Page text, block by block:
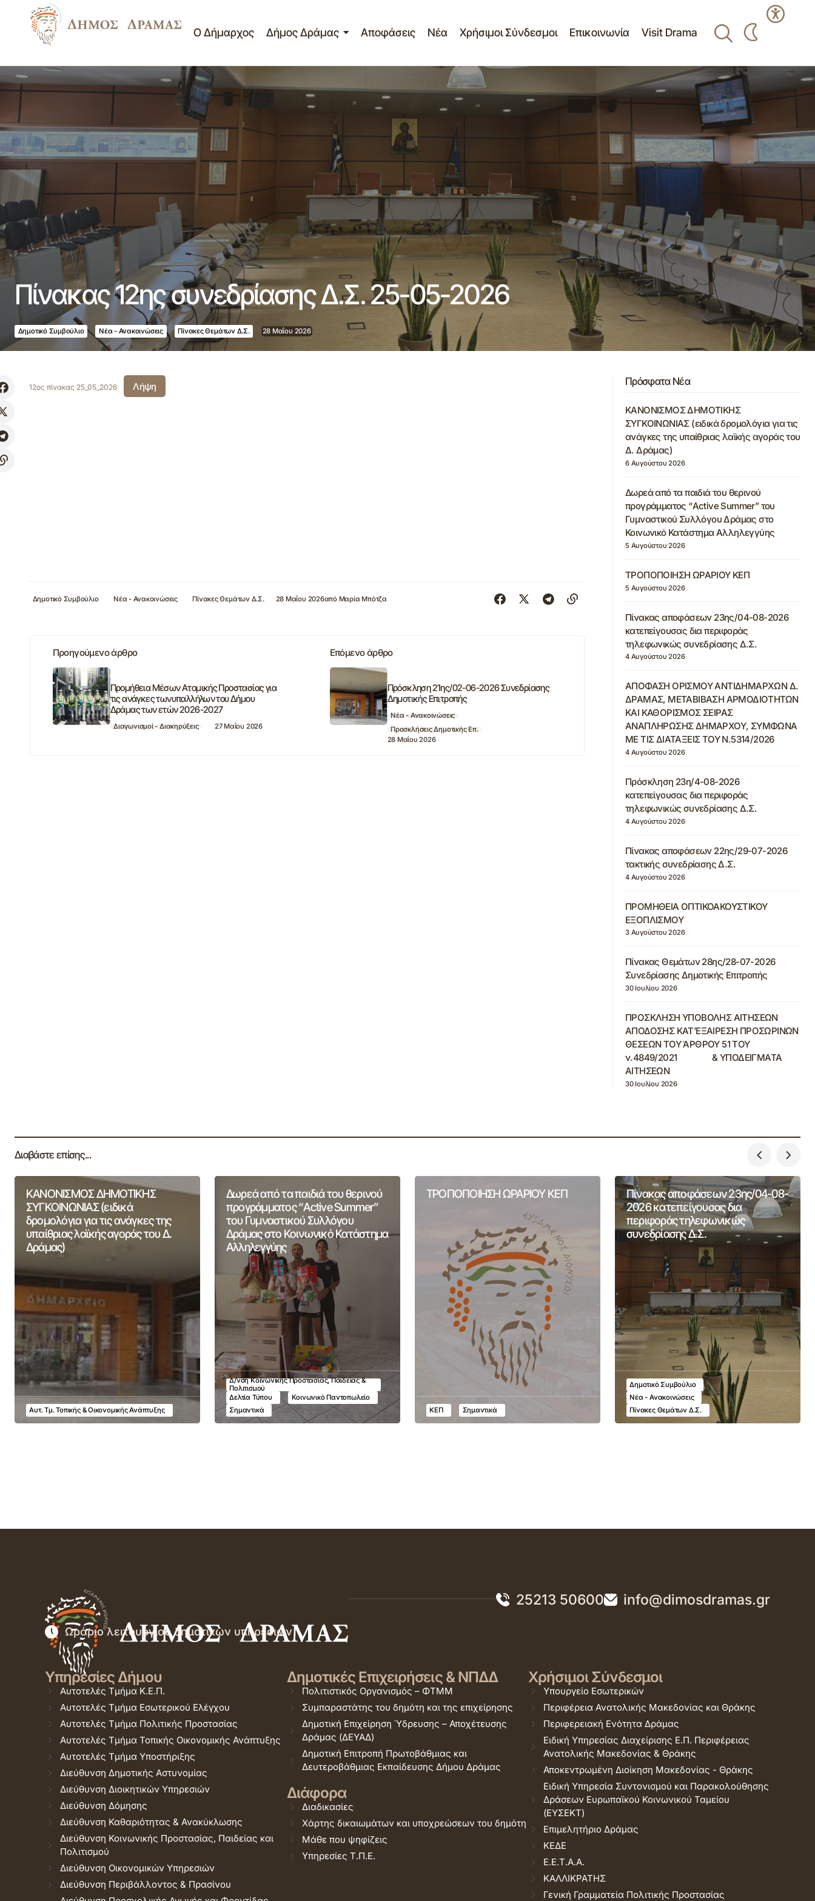
Ο Δήμαρχος Δήμος Δράμας Αποφάσεις Νέα Χρήσιμοι Σύνδεσμοι Επικοινωνία Visit Drama
Προμήθεια Μέσων Ατομικής Προστασίας
για τις ανάγκες τωνυπαλλήλων του
Δήμου Δράμας των ετών 2026-2027
Δημοτικό Συμβούλιο
Πίνακες Θεμάτων Δ.Σ.
Πίνακας 12ης συνεδρίασης Δ.Σ. 25-05-
2026
Πρόσκληση 21ης/02-06-2026
Συνεδρίασης Δημοτικής Επιτροπής
Πίνακας 12ης συνεδρίασης Δ.Σ. 25-05-2026
Δημοτικό Συμβούλιο Νέα - Ανακοινώσεις Πίνακες Θεμάτων Δ.Σ. 28 Μαΐου 2026
12ος πίνακας 25_05_2026 Λήψη
Δημοτικό Συμβούλιο Νέα - Ανακοινώσεις Πίνακες Θεμάτων Δ.Σ. 28 Μαΐου 2026από Μαρία Μπότζα
Προηγούμενο άρθρο
Προμήθεια Μέσων Ατομικής Προστασίας για
τις ανάγκες τωνυπαλλήλων του Δήμου
Δράμας των ετών 2026-2027
Διαγωνισμοί - Διακηρύξεις 27 Μαΐου 2026
Επόμενο άρθρο
Πρόσκληση 21ης/02-06-2026 Συνεδρίασης
Δημοτικής Επιτροπής
Νέα - Ανακοινώσεις
Προσκλήσεις Δημοτικής Επ.
28 Μαΐου 2026
Πρόσφατα Νέα
ΚΑΝΟΝΙΣΜΟΣ ΔΗΜΟΤΙΚΗΣ
ΣΥΓΚΟΙΝΩΝΙΑΣ (ειδικά δρομολόγια για τις
ανάγκες της υπαίθριας λαϊκής αγοράς του
Δ. Δράμας)
6 Αυγούστου 2026
Δωρεά από τα παιδιά του θερινού
προγράμματος “Active Summer” του
Γυμναστικού Συλλόγου Δράμας στο
Κοινωνικό Κατάστημα Αλληλεγγύης
5 Αυγούστου 2026
ΤΡΟΠΟΠΟΙΗΣΗ ΩΡΑΡΙΟΥ ΚΕΠ
5 Αυγούστου 2026
Πίνακας αποφάσεων 23ης/04-08-2026
κατεπείγουσας δια περιφοράς
τηλεφωνικώς συνεδρίασης Δ.Σ.
4 Αυγούστου 2026
ΑΠΟΦΑΣΗ ΟΡΙΣΜΟΥ ΑΝΤΙΔΗΜΑΡΧΩΝ Δ.
ΔΡΑΜΑΣ, ΜΕΤΑΒΙΒΑΣΗ ΑΡΜΟΔΙΟΤΗΤΩΝ
ΚΑΙ ΚΑΘΟΡΙΣΜΟΣ ΣΕΙΡΑΣ
ΑΝΑΠΛΗΡΩΣΗΣ ΔΗΜΑΡΧΟΥ, ΣΥΜΦΩΝΑ
ΜΕ ΤΙΣ ΔΙΑΤΑΞΕΙΣ ΤΟΥ Ν.5314/2026
4 Αυγούστου 2026
Πρόσκληση 23η/4-08-2026
κατεπείγουσας δια περιφοράς
τηλεφωνικώς συνεδρίασης Δ.Σ.
4 Αυγούστου 2026
Πίνακας αποφάσεων 22ης/29-07-2026
τακτικής συνεδρίασης Δ.Σ.
4 Αυγούστου 2026
ΠΡΟΜΗΘΕΙΑ ΟΠΤΙΚΟΑΚΟΥΣΤΙΚΟΥ
ΕΞΟΠΛΙΣΜΟΥ
3 Αυγούστου 2026
Πίνακας Θεμάτων 28ης/28-07-2026
Συνεδρίασης Δημοτικής Επιτροπής
30 Ιουλίου 2026
ΠΡΟΣΚΛΗΣΗ ΥΠΟΒΟΛΗΣ ΑΙΤΗΣΕΩΝ
ΑΠΟΔΟΣΗΣ ΚΑΤ’ΕΞΑΙΡΕΣΗ ΠΡΟΣΩΡΙΝΩΝ
ΘΕΣΕΩΝ ΤΟΥ ΆΡΘΡΟΥ 51 ΤΟΥ
ν.4849/2021 & ΥΠΟΔΕΙΓΜΑΤΑ
ΑΙΤΗΣΕΩΝ
30 Ιουλίου 2026
Διαβάστε επίσης...
ΚΑΝΟΝΙΣΜΟΣ ΔΗΜΟΤΙΚΗΣ
ΣΥΓΚΟΙΝΩΝΙΑΣ (ειδικά
δρομολόγια για τις ανάγκες της
υπαίθριας λαϊκής αγοράς του Δ.
Δράμας)
Αυτ. Τμ. Τοπικής & Οικονομικής Ανάπτυξης
Δωρεά από τα παιδιά του θερινού
προγράμματος “Active Summer”
του Γυμναστικού Συλλόγου
Δράμας στο Κοινωνικό Κατάστημα
Αλληλεγγύης
Δ/νση Κοινωνικής Προστασίας, Παιδείας &
Πολιτισμού
Δελτία Τύπου
Κοινωνικό Παντοπωλείο
Σημαντικά
ΤΡΟΠΟΠΟΙΗΣΗ ΩΡΑΡΙΟΥ ΚΕΠ
ΚΕΠ Σημαντικά
Πίνακας αποφάσεων 23ης/04-08-
2026 κατεπείγουσας δια
περιφοράς τηλεφωνικώς
συνεδρίασης Δ.Σ.
Δημοτικό Συμβούλιο
Νέα - Ανακοινώσεις
Πίνακες Θεμάτων Δ.Σ.
25213 50600 info@dimosdramas.gr
Ωράριο λειτουργίας δημοτικών υπηρεσιών
Υπηρεσίες Δήμου
Αυτοτελές Τμήμα Κ.Ε.Π.
Αυτοτελές Τμήμα Εσωτερικού Ελέγχου
Αυτοτελές Τμήμα Πολιτικής Προστασίας
Αυτοτελές Τμήμα Τοπικής Οικονομικής Ανάπτυξης
Αυτοτελές Τμήμα Υποστήριξης
Διεύθυνση Δημοτικής Αστυνομίας
Διεύθυνση Διοικητικών Υπηρεσιών
Διεύθυνση Δόμησης
Διεύθυνση Καθαριότητας & Ανακύκλωσης
Διεύθυνση Κοινωνικής Προστασίας, Παιδείας και
Πολιτισμού
Διεύθυνση Οικονομικών Υπηρεσιών
Διεύθυνση Περιβάλλοντος & Πρασίνου
Δημοτικές Επιχειρήσεις & ΝΠΔΔ
Πολιτιστικός Οργανισμός – ΦΤΜΜ
Συμπαραστάτης του δημότη και της επιχείρησης
Δημοτική Επιχείρηση Ύδρευσης – Αποχέτευσης
Δράμας (ΔΕΥΑΔ)
Δημοτική Επιτροπή Πρωτοβάθμιας και
Δευτεροβάθμιας Εκπαίδευσης Δήμου Δράμας
Διάφορα
Διαδικασίες
Χάρτης δικαιωμάτων και υποχρεώσεων του δημότη
Μάθε που ψηφίζεις
Υπηρεσίες Τ.Π.Ε.
Χρήσιμοι Σύνδεσμοι
Υπουργείο Εσωτερικών
Περιφέρεια Ανατολικής Μακεδονίας και Θράκης
Περιφερειακή Ενότητα Δράμας
Ειδική Υπηρεσίας Διαχείρισης Ε.Π. Περιφέρειας
Ανατολικής Μακεδονίας & Θράκης
Αποκεντρωμένη Διοίκηση Μακεδονίας - Θράκης
Ειδική Υπηρεσία Συντονισμού και Παρακολούθησης
Δράσεων Ευρωπαϊκού Κοινωνικού Ταμείου
(ΕΥΣΕΚΤ)
Επιμελητήριο Δράμας
ΚΕΔΕ
Ε.Ε.Τ.Α.Α.
ΚΑΛΛΙΚΡΑΤΗΣ
Γενική Γραμματεία Πολιτικής Προστασίας